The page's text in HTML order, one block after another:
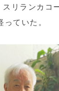
リランカコ
ていた。